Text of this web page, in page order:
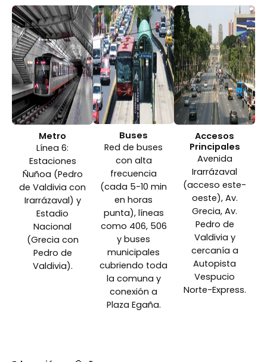
Metro
Línea 6:
Estaciones
Ñuñoa (Pedro
de Valdivia con
Irarrázaval) y
Estadio
Nacional
(Grecia con
Pedro de
Valdivia).
Buses
Red de buses
con alta
frecuencia
(cada 5-10 min
en horas
punta), líneas
como 406, 506
y buses
municipales
cubriendo toda
la comuna y
conexión a
Plaza Egaña.
Accesos
Principales
Avenida
Irarrázaval
(acceso este-
oeste), Av.
Grecia, Av.
Pedro de
Valdivia y
cercanía a
Autopista
Vespucio
Norte-Express.